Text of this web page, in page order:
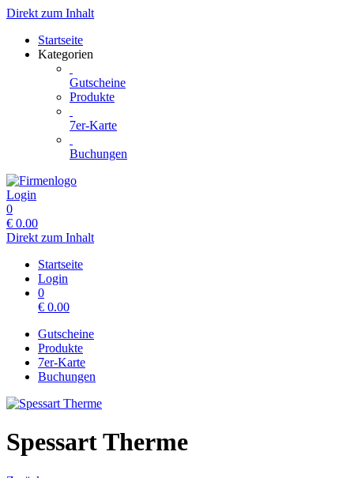
Direkt zum Inhalt
Startseite
Kategorien
Gutscheine
Produkte
7er-Karte
Buchungen
Login
0
€ 0.00
Direkt zum Inhalt
Startseite
Login
0
€ 0.00
Gutscheine
Produkte
7er-Karte
Buchungen
Spessart Therme